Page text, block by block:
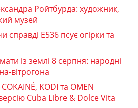
Ройтбурда: художник,
музей
справді Е536 псує огірки та
із землі 8 серпня: народні
вітрогона
KODI та OMEN
Cuba Libre & Dolce Vita